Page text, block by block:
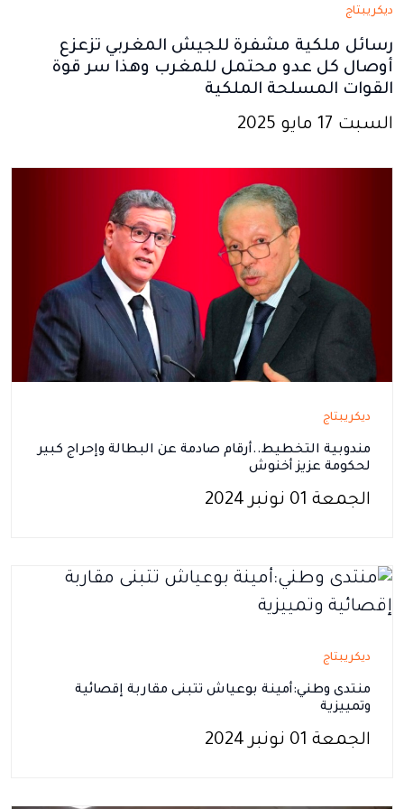
ديكريبتاج
رسائل ملكية مشفرة للجيش المغربي تزعزع
أوصال كل عدو محتمل للمغرب وهذا سر قوة
القوات المسلحة الملكية
السبت 17 مايو 2025
ديكريبتاج
مندوبية التخطيط..أرقام صادمة عن البطالة وإحراج كبير
لحكومة عزيز أخنوش
الجمعة 01 نونبر 2024
ديكريبتاج
منتدى وطني:أمينة بوعياش تتبنى مقاربة إقصائية
وتمييزية
الجمعة 01 نونبر 2024